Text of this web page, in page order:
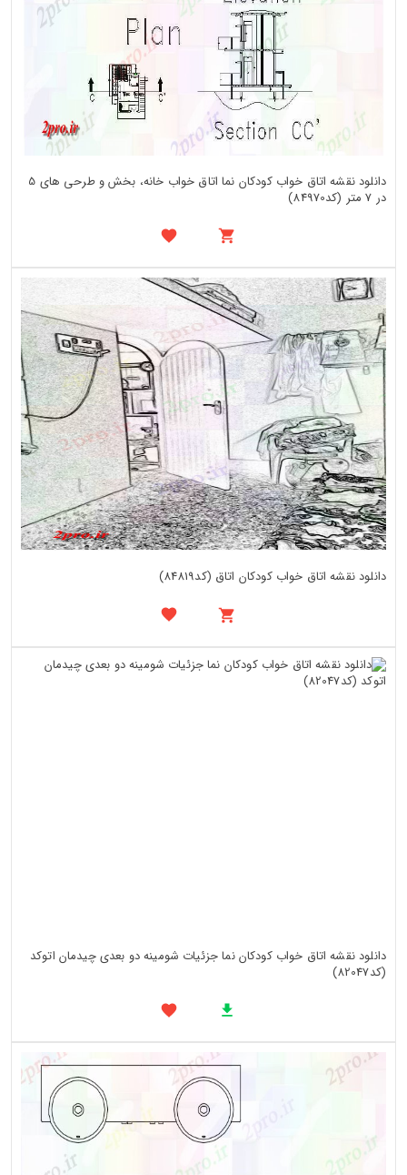
دانلود نقشه اتاق خواب کودکان نما اتاق خواب خانه، بخش و طرحی های 5
در 7 متر (کد84970)
دانلود نقشه اتاق خواب کودکان اتاق (کد84819)
دانلود نقشه اتاق خواب کودکان نما جزئیات شومینه دو بعدی چیدمان اتوکد
(کد82047)